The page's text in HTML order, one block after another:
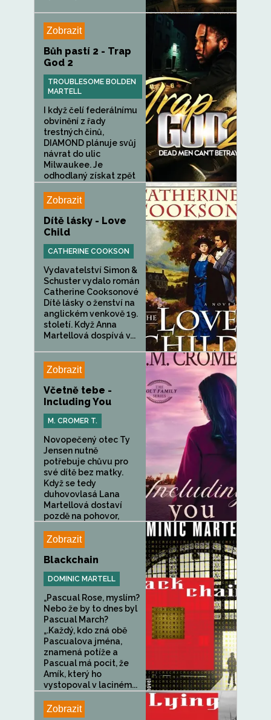
Zobrazit
Bůh pastí 2 - Trap
God 2
TROUBLESOME BOLDEN
MARTELL
I když čelí federálnímu
obvinění z řady
trestných činů,
DIAMOND plánuje svůj
návrat do ulic
Milwaukee. Je
odhodlaný získat zpět
Zobrazit
Dítě lásky - Love
Child
CATHERINE COOKSON
Vydavatelství Simon &
Schuster vydalo román
Catherine Cooksonové
Dítě lásky o ženství na
anglickém venkově 19.
století. Když Anna
Martellová dospívá v...
Zobrazit
Včetně tebe -
Including You
M. CROMER T.
Novopečený otec Ty
Jensen nutně
potřebuje chůvu pro
své dítě bez matky.
Když se tedy
duhovovlasá Lana
Martellová dostaví
pozdě na pohovor,
Zobrazit
Blackchain
DOMINIC MARTELL
„Pascual Rose, myslím?
Nebo že by to dnes byl
Pascual March?
„.Každý, kdo zná obě
Pascualova jména,
znamená potíže a
Pascual má pocit, že
Amík, který ho
vystopoval v laciném...
Zobrazit